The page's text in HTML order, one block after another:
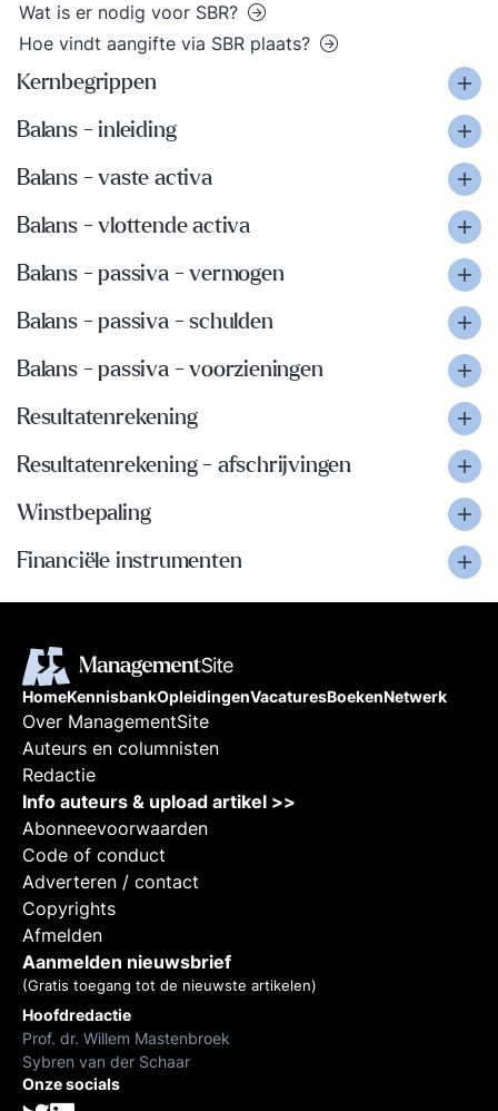
Wat is er nodig voor SBR?
Hoe vindt aangifte via SBR plaats?
Kernbegrippen
Balans - inleiding
Balans - vaste activa
Balans - vlottende activa
Balans - passiva - vermogen
Balans - passiva - schulden
Balans - passiva - voorzieningen
Resultatenrekening
Resultatenrekening - afschrijvingen
Winstbepaling
Financiële instrumenten
HomeKennisbankOpleidingenVacaturesBoekenNetwerk
Over ManagementSite
Auteurs en columnisten
Redactie
Info auteurs & upload artikel >>
Abonneevoorwaarden
Code of conduct
Adverteren / contact
Copyrights
Afmelden
Aanmelden nieuwsbrief
(Gratis toegang tot de nieuwste artikelen)
Hoofdredactie
Prof. dr. Willem Mastenbroek
Sybren van der Schaar
Onze socials